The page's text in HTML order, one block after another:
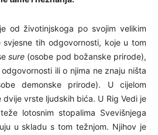
od životinjskoga po svojim velikim
svjesne tih odgovornosti, koje u tom
sure (osobe pod božanske prirode),
ili o njima ne znaju ništa
demonske prirode). U cijelom
vrste ljudskih bića. U Rig Vedi je
lotosnim stopalima Svevišnjega
u skladu s tom težnjom. Njihov je